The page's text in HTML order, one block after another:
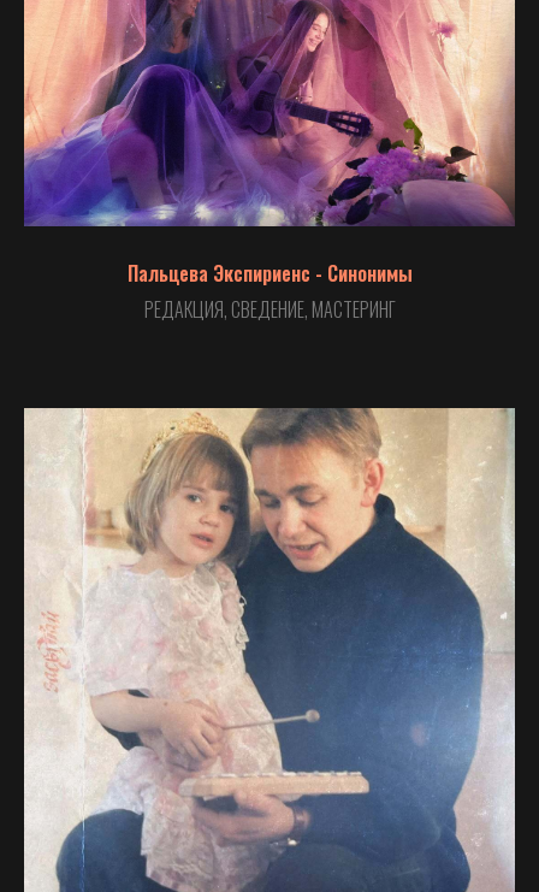
Пальцева Экспириенс - Синонимы
РЕДАКЦИЯ, СВЕДЕНИЕ, МАСТЕРИНГ